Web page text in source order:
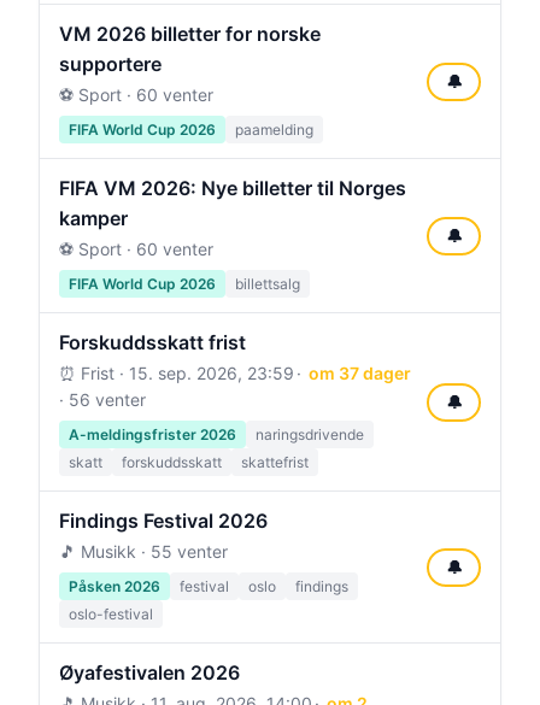
VM 2026 billetter for norske
supportere
⚽ Sport · 60 venter
FIFA World Cup 2026 paamelding
🔔
FIFA VM 2026: Nye billetter til Norges
kamper
⚽ Sport · 60 venter
FIFA World Cup 2026 billettsalg
🔔
Forskuddsskatt frist
⏰ Frist · 15. sep. 2026, 23:59
om 37 dager
· 56 venter
A-meldingsfrister 2026
naringsdrivende
skatt
forskuddsskatt skattefrist
🔔
Findings Festival 2026
🎵 Musikk · 55 venter
Påsken 2026 festival oslo
findings
oslo-festival
🔔
Øyafestivalen 2026